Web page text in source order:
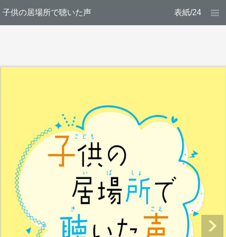
子供の居場所で聴いた声 表紙/24